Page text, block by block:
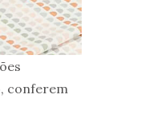
conferem